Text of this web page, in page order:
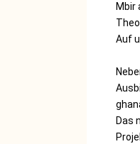
Mbir
Auf
Das